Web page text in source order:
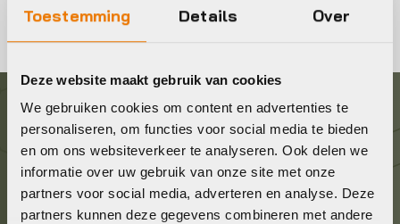
Toestemming Details Over
Deze website maakt gebruik van cookies
We gebruiken cookies om content en advertenties te
personaliseren, om functies voor social media te bieden
en om ons websiteverkeer te analyseren. Ook delen we
informatie over uw gebruik van onze site met onze
partners voor social media, adverteren en analyse. Deze
partners kunnen deze gegevens combineren met andere
Graag in contact komen?
Wij staan voor je klaar! Neem contact op via de
onderstaande gegevens.